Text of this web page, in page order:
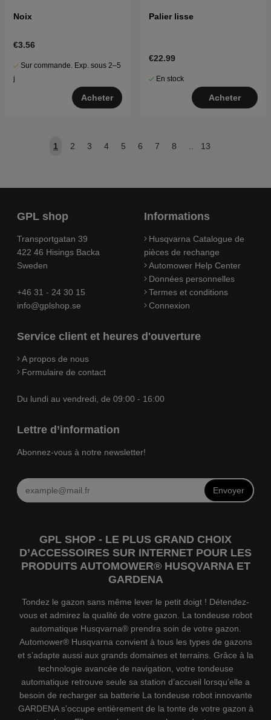
Noix
€3.56
Sur commande. Exp. sous 2–5
j
Acheter
Palier lisse
€22.99
En stock
Acheter
1 2 3 4 5 6 7 8 .. 13
GPL shop
Transportgatan 39
422 46 Hisings Backa
Sweden
+46 31 - 24 30 15
info@gplshop.se
Informations
Husqvarna Catalogue de
pièces de rechange
Automower Help Center
Données personnelles
Termes et conditions
Connexion
Service client et heures d'ouverture
A propos de nous
Formulaire de contact
Du lundi au vendredi, de 09:00 - 16:00
Lettre d’information
Abonnez-vous à notre newsletter!
Envoyer
GPL SHOP - LE PLUS GRAND CHOIX
D’ACCESSOIRES SUR INTERNET POUR LES
PRODUITS AUTOMOWER® HUSQVARNA ET
GARDENA
Tondez le gazon sans même lever le petit doigt ! Détendez-
vous et admirez la qualité de votre gazon. La tondeuse robot
automatique Husqvarna® prendra soin de votre gazon.
Automower® Husqvarna convient à tous les types de gazons
et s’adapte aussi aux grands domaines et terrains. Grâce à la
technologie avancée de navigation, votre tondeuse
automatique retrouve seule sa station d’accueil lorsqu’elle a
besoin de recharger sa batterie La tondeuse robot innovante
GARDENA s’occupe entièrement de la tonte de votre gazon à